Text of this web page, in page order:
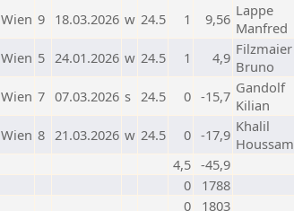
Wien 9 18.03.2026 w 24.5 1 9,56 Lappe
Manfred
Wien 5 24.01.2026 w 24.5 1 4,9 Filzmaier
Bruno
Wien 7 07.03.2026 s 24.5 0 -15,7 Gandolf
Kilian
Wien 8 21.03.2026 w 24.5 0 -17,9 Khalil
Houssam
4,5 -45,9
0
1788
0 1803